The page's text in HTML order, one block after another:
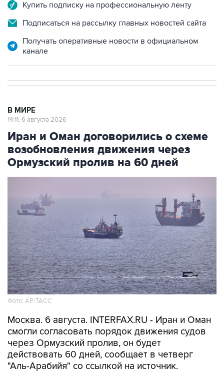
Купить подписку на профессиональную ленту
Подписаться на рассылку главных новостей сайта
Получать оперативные новости в официальном
канале
В МИРЕ
14:11, 6 августа 2026
Иран и Оман договорились о схеме
возобновления движения через
Ормузский пролив на 60 дней
Фото: AP/ТАСС
Москва. 6 августа. INTERFAX.RU - Иран и Оман
смогли согласовать порядок движения судов
через Ормузский пролив, он будет
действовать 60 дней, сообщает в четверг
"Аль-Арабийя" со ссылкой на источник.